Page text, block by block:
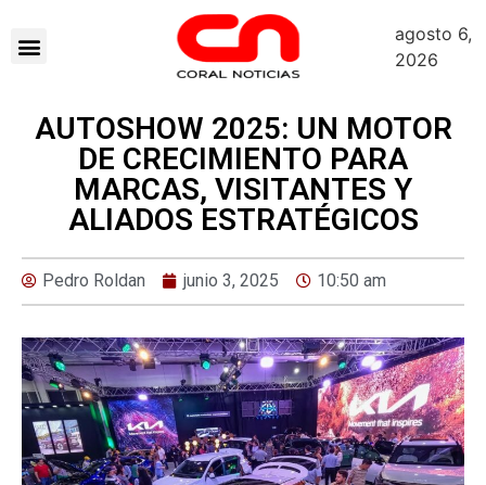
agosto 6,
2026
AUTOSHOW 2025: UN MOTOR
DE CRECIMIENTO PARA
MARCAS, VISITANTES Y
ALIADOS ESTRATÉGICOS
Pedro Roldan junio 3, 2025 10:50 am